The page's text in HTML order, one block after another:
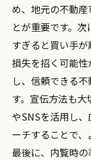
め、地元の不動
とが重要です。
すぎると買い手
損失を招く可能
し、信頼できる
す。宣伝方法も
やSNSを活用し
ーチすることで、
最後に、内覧時